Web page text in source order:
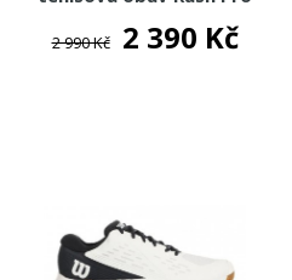
Ace French Blue Clay
2 990 Kč 2 390 Kč